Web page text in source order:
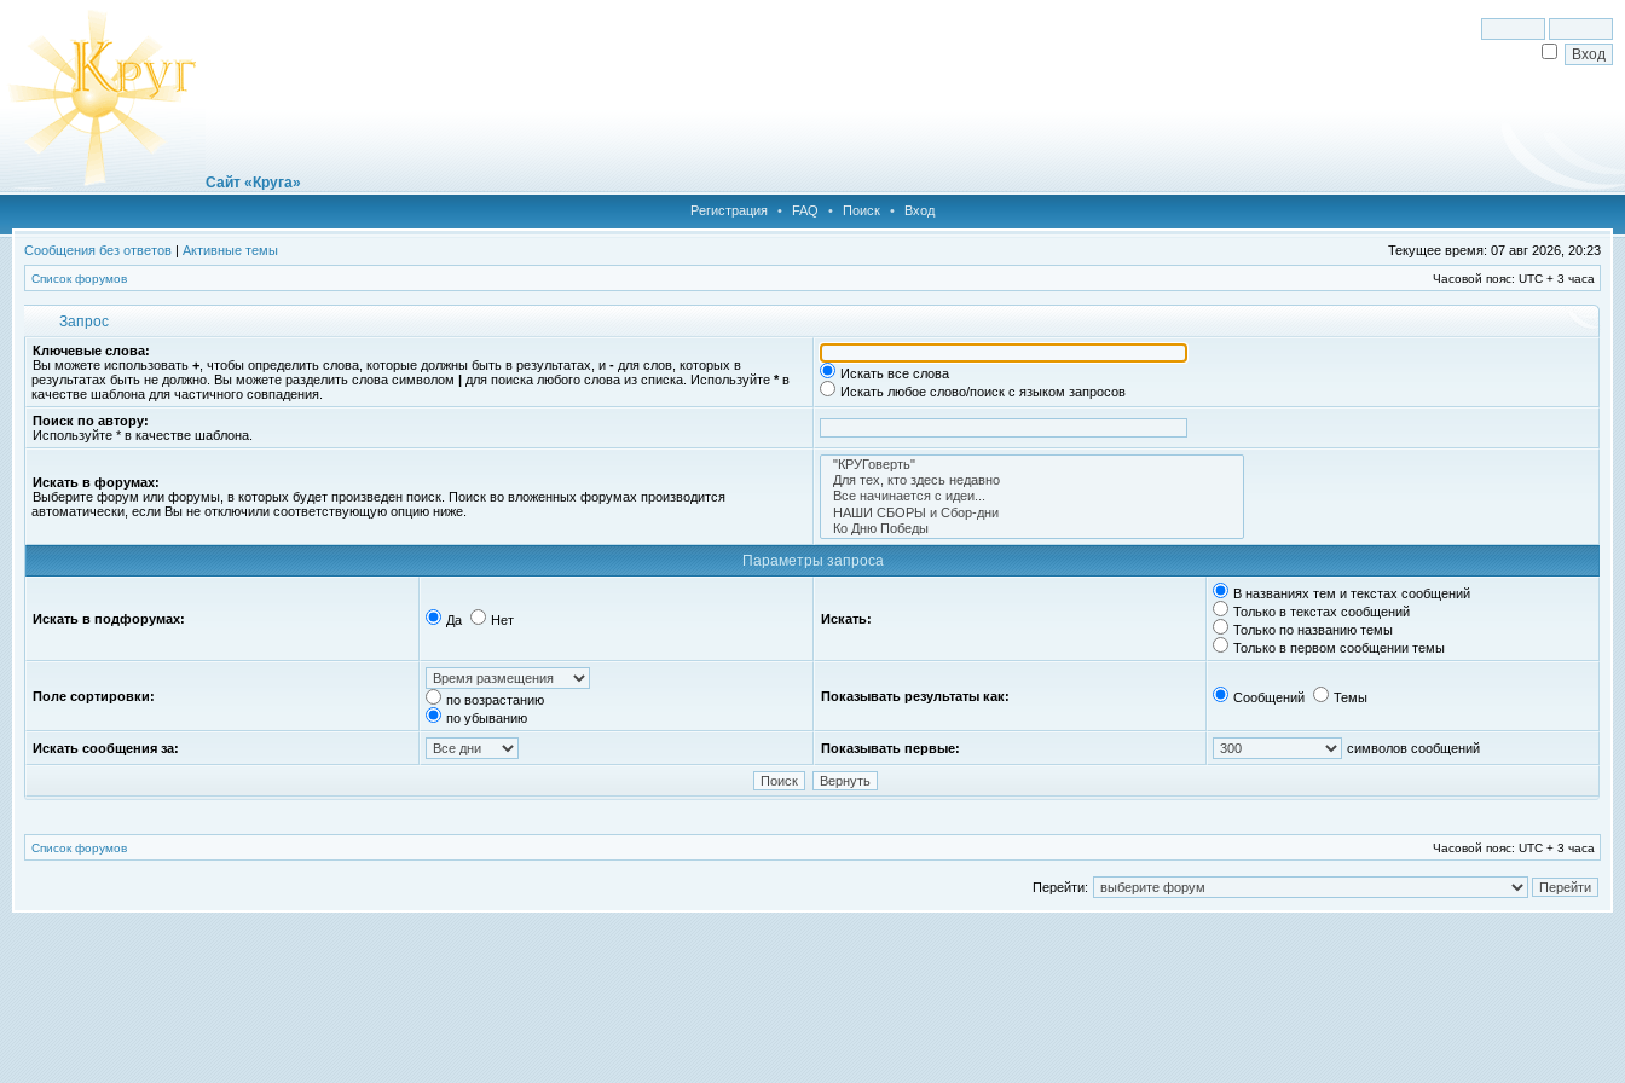
Сайт «Круга»
Регистрация • FAQ • Поиск • Вход
Сообщения без ответов | Активные темы Текущее время: 07 авг 2026, 20:23
Список форумов Часовой пояс: UTC + 3 часа
Запрос
Ключевые слова:
Вы можете использовать + , чтобы определить слова, которые должны быть в результатах, и - для слов, которых в
результатах быть не должно. Вы можете разделить слова символом | для поиска любого слова из списка. Используйте *в
качестве шаблона для частичного совпадения.
Искать все слова
Искать любое слово/поиск с языком запросов
Поиск по автору:
Используйте * в качестве шаблона.
Искать в форумах:
Выберите форум или форумы, в которых будет произведен поиск. Поиск во вложенных форумах производится
автоматически, если Вы не отключили соответствующую опцию ниже.
Параметры запроса
Искать в подфорумах: Да Нет Искать:
В названиях тем и текстах сообщений
Только в текстах сообщений
Только по названию темы
Только в первом сообщении темы
Поле сортировки:
по возрастанию
по убыванию
Показывать результаты как: Сообщений Темы
Искать сообщения за: Показывать первые: символов сообщений
Список форумов Часовой пояс: UTC + 3 часа
Перейти: